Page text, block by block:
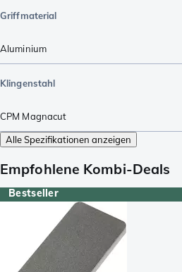
Griffmaterial
Aluminium
Klingenstahl
CPM Magnacut
Alle Spezifikationen anzeigen
Empfohlene Kombi-Deals
Bestseller